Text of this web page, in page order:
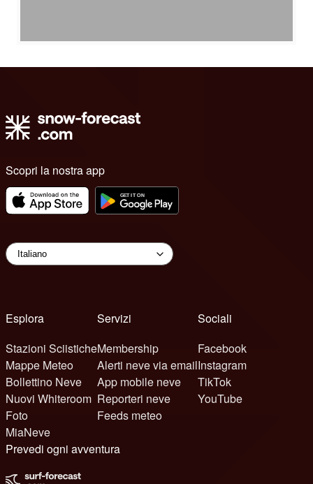
Scopri la nostra app
Esplora
Stazioni Sciistiche
Mappe Meteo
Bollettino Neve
Nuovi Whiteroom
Foto
MiaNeve
Servizi
Membership
Alerti neve via email
App mobile neve
Reporteri neve
Feeds meteo
Sociali
Facebook
Instagram
TikTok
YouTube
Prevedi ogni avventura